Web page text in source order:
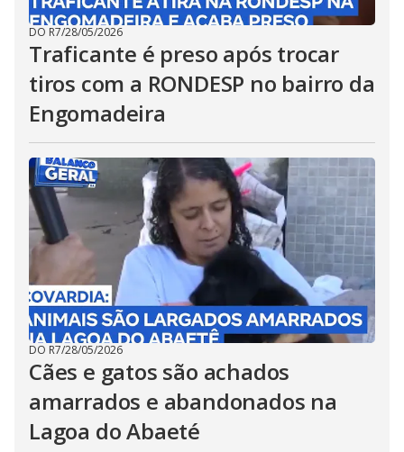
DO R7/28/05/2026
Traficante é preso após trocar
tiros com a RONDESP no bairro da
Engomadeira
DO R7/28/05/2026
Cães e gatos são achados
amarrados e abandonados na
Lagoa do Abaeté